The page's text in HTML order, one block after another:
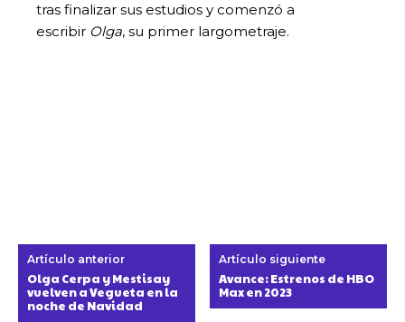
tras finalizar sus estudios y comenzó a
escribir Olga, su primer largometraje.
Artículo anterior
Olga Cerpa y Mestisay
vuelven a Vegueta en la
noche de Navidad
Artículo siguiente
Avance: Estrenos de HBO
Max en 2023